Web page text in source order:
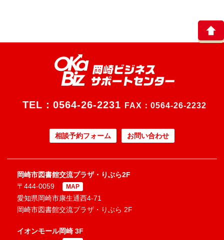
TEL： 0564-26-2231 FAX：0564-26-2232
相談予約フォーム お問い合わせ
岡崎市図書館交流プラザ・りぶら2F
〒444-0059
MAP
愛知県岡崎市康生通西4-71
岡崎市図書館交流プラザ・りぶら 2F
イオンモール岡崎 3F